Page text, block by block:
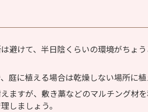
避けて、半日陰くらいの環境がちょ
庭に植える場合は乾燥しない場所に植
ますが、敷き藁などのマルチング材
しましょう。